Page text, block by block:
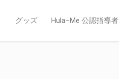
グッズ Hula–Me 公認指導者